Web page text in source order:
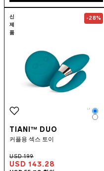
Go to the
신
제
품
-28%
TIANI™ DUO
커플용 섹스 토이
USD 143.28